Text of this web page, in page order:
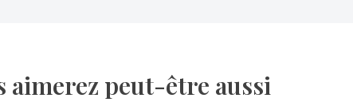
aimerez peut-être aussi